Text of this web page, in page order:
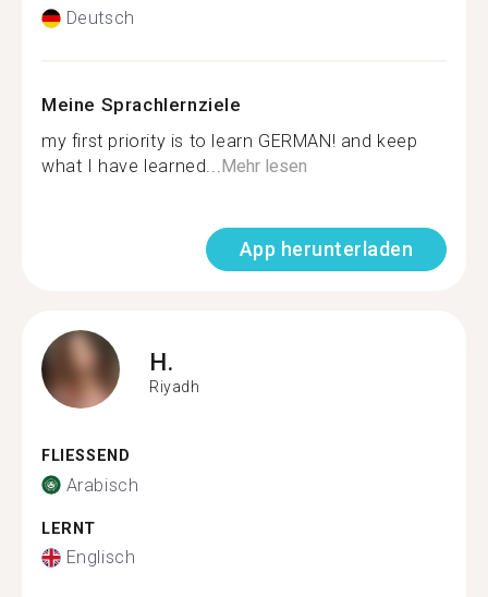
Deutsch
Meine Sprachlernziele
my first priority is to learn GERMAN! and keep
what I have learned...Mehr lesen
App herunterladen
H.
Riyadh
FLIESSEND
Arabisch
LERNT
Englisch